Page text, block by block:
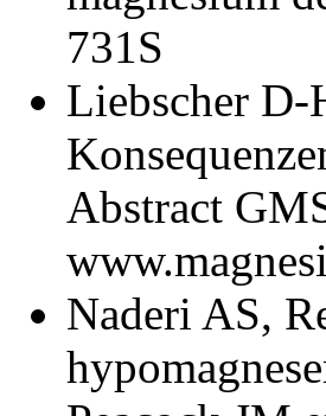
731S
Liebscher D-
Abstract
Naderi AS,